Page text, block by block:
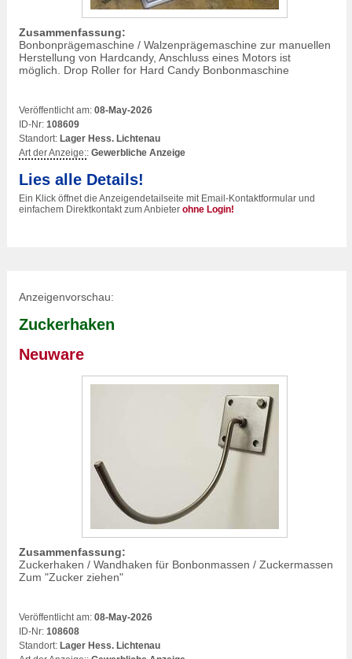
Zusammenfassung:
Bonbonprägemaschine / Walzenprägemaschine zur manuellen
Herstellung von Hardcandy, Anschluss eines Motors ist
möglich. Drop Roller for Hard Candy Bonbonmaschine
Veröffentlicht am: 08-May-2026
ID-Nr: 108609
Standort: Lager Hess. Lichtenau
Art der Anzeige:: Gewerbliche Anzeige
Lies alle Details!
Ein Klick öffnet die Anzeigendetailseite mit Email-Kontaktformular und
einfachem Direktkontakt zum Anbieter ohne Login!
Anzeigenvorschau:
Zuckerhaken
Neuware
Zusammenfassung:
Zuckerhaken / Wandhaken für Bonbonmassen / Zuckermassen
Zum "Zucker ziehen"
Veröffentlicht am: 08-May-2026
ID-Nr: 108608
Standort: Lager Hess. Lichtenau